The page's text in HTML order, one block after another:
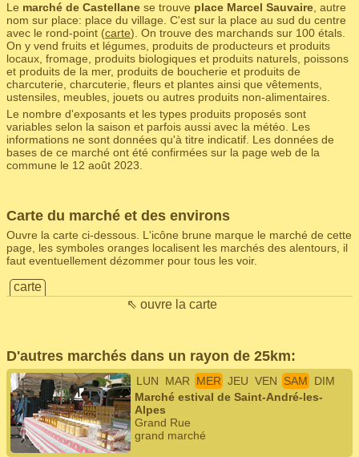
Le marché de Castellane se trouve place Marcel Sauvaire , autre
nom sur place: place du village. C'est sur la place au sud du centre
avec le rond-point (carte). On trouve des marchands sur 100 étals.
On y vend fruits et légumes, produits de producteurs et produits
locaux, fromage, produits biologiques et produits naturels, poissons
et produits de la mer, produits de boucherie et produits de
charcuterie, charcuterie, fleurs et plantes ainsi que vêtements,
ustensiles, meubles, jouets ou autres produits non-alimentaires.
Le nombre d'exposants et les types produits proposés sont
variables selon la saison et parfois aussi avec la météo. Les
informations ne sont données qu'à titre indicatif. Les données de
bases de ce marché ont été confirmées sur la page web de la
commune le 12 août 2023.
Carte du marché et des environs
Ouvre la carte ci-dessous. L'icône brune marque le marché de cette
page, les symboles oranges localisent les marchés des alentours, il
faut eventuellement dézommer pour tous les voir.
carte
⇖ ouvre la carte
D'autres marchés dans un rayon de 25km:
LUN MAR MER JEU VEN SAM
DIM
Marché estival de Saint-André-les-
Alpes
Grand Rue
grand marché